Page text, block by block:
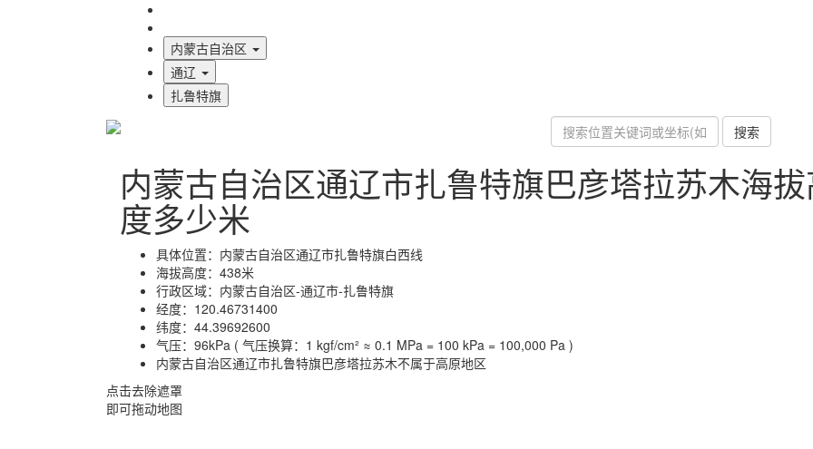
内蒙古自治区
通辽
扎鲁特旗
搜索
内蒙古自治区通辽市扎鲁特旗巴彦塔拉苏木海
度多少米
具体位置： 内蒙古自治区通辽市扎鲁特旗白西线
海拔高度： 438米
行政区域： 内蒙古自治区-通辽市-扎鲁特旗
经度： 120.46731400
纬度： 44.39692600
气压： 96kPa ( 气压换算：1 kgf/cm² ≈ 0.1 MPa = 100 kPa = 100,000 Pa )
内蒙古自治区通辽市扎鲁特旗巴彦塔拉苏木不属于高原地区
点击去除遮罩
即可拖动地图